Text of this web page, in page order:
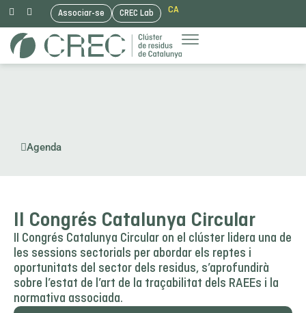
Vés
al
Associar-se CREC Lab CA
Agenda
II Congrés Catalunya Circular
II Congrés Catalunya Circular on el clúster lidera una de
les sessions sectorials per abordar els reptes i
oportunitats del sector dels residus, s’aprofundirà
sobre l’estat de l’art de la traçabilitat dels RAEEs i la
normativa associada.